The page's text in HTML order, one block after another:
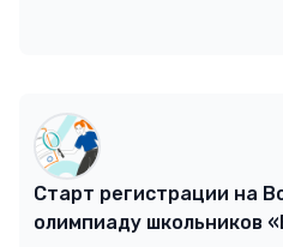
Старт регистрации на
олимпиаду школьников